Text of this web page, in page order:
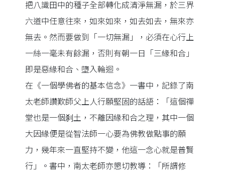
把八識田中的種子全部轉化成清淨無漏，於三界
六道中任意往來，如來如來，如去如去，無來亦
無去。然而要做到「一切無漏」，必須在心行上
一絲一毫未有餘漏，否則有朝一日「三緣和合」
即是惡緣和合、墮入輪迴。
在《一個學佛者的基本信念》一書中，記錄了南
太老師讚歎師父上人行願堅固的話語：「這個禪
堂也是一個刹土，不離因緣和合之理，其中一個
大因緣便是從智法師一心要為佛教做點事的願
力，幾年來一直堅持不變，他這一念心就是普賢
行」。書中，南太老師亦懇切教導：「所謂修